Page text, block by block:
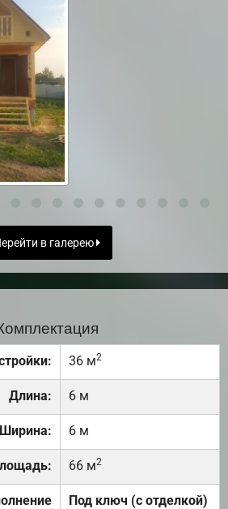
в галерею
36 м2
Длина: 6 м
Ширина: 6 м
66 м2
Под ключ (с отделкой)